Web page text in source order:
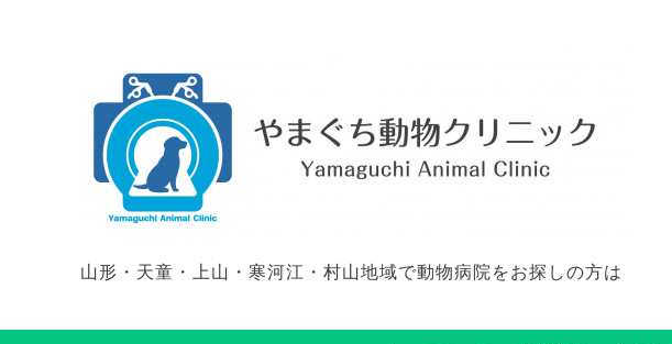
山形・天童・上山・寒河江・村山地域で動物病院をお探しの方は